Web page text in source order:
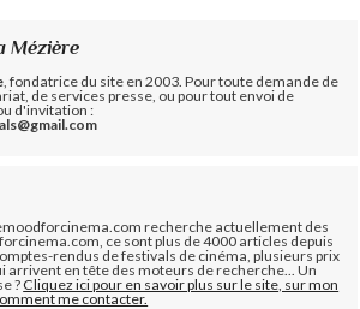
Mézière
, fondatrice du site en 2003. Pour toute demande de
de services presse, ou pour tout envoi de
d'invitation :
recherche actuellement des
ce sont plus de 4000 articles depuis
rendus de festivals de cinéma, plusieurs prix
arrivent en tête des moteurs de recherche... Un
?Cliquez ici pour en savoir plus sur le site, sur mon
me contacter.